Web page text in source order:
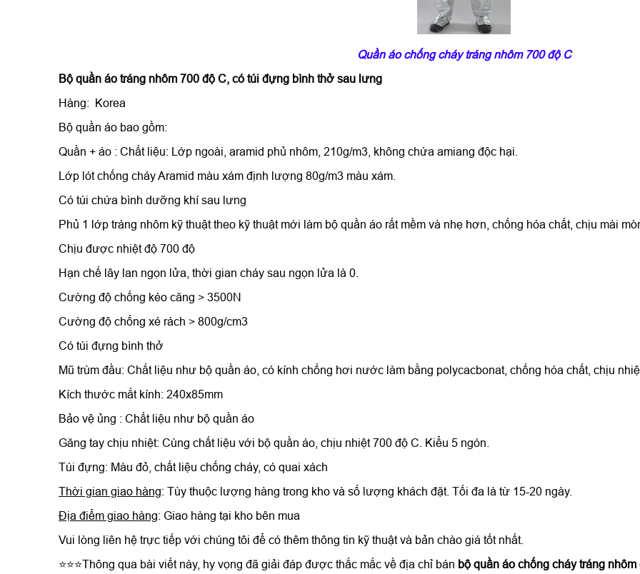
Quần áo chống cháy tráng nhôm 700 độ C
Bộ quần áo tráng nhôm 700 độ C, có túi đựng bình thở sau lưng
Hàng: Korea
Bộ quần áo bao gồm:
Quần + áo : Chất liệu: Lớp ngoài, aramid phủ nhôm, 210g/m3, không chứa amiang độc hại.
Lớp lót chống cháy Aramid màu xám định lượng 80g/m3 màu xám.
Có túi chứa bình dưỡng khí sau lưng
Phủ 1 lớp tráng nhôm kỹ thuật theo kỹ thuật mới làm bộ quần áo rất mềm và nhẹ hơn, chống hóa chất, chịu mài
Chịu được nhiệt độ 700 độ
Hạn chế lây lan ngọn lửa, thời gian cháy sau ngọn lửa là 0.
Cường độ chống kéo căng > 3500N
Cường độ chống xé rách > 800g/cm3
Có túi đựng bình thở
Mũ trùm đầu: Chất liệu như bộ quần áo, có kính chống hơi nước làm bằng polycacbonat, chống hóa chất, chịu
Kích thước mắt kính: 240x85mm
Bảo vệ ủng : Chất liệu như bộ quần áo
Găng tay chịu nhiệt: Cùng chất liệu với bộ quần áo, chịu nhiệt 700 độ C.
Kiểu 5 ngón.
Túi đựng: Màu đỏ, chất liệu chống cháy, có quai xách
Thời gian giao hàng: Tùy thuộc lượng hàng trong kho và số lượng khách đặt. Tối đa là từ 15-20 ngày.
Địa điểm giao hàng: Giao hàng tại kho bên mua
Vui lòng liên hệ trực tiếp với chúng tôi để có thêm thông tin kỹ thuật và bản chào giá tốt nhất.
⭐⭐⭐Thông qua bài viết này, hy vọng đã giải đáp được thắc mắc về địa chỉ bán bộ quần áo chống cháy tráng